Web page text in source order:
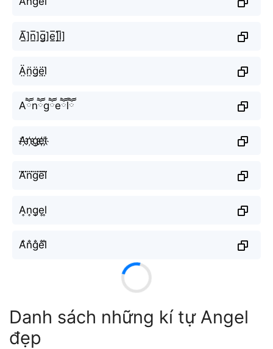
A̲̅]n̲̅]g̲̅]e̲̅]l̲̅]
Ä̤n̤̈g̤̈ë̤l̤̈
Aཽnཽgཽeཽlཽ
A҉n҉g҉e҉l҉
A⃜n⃜g⃜e⃜l⃜
A͎n͎g͎e͎l͎
A̐n̐g̐e̐l̐
Danh sách những kí tự Angel
đẹp